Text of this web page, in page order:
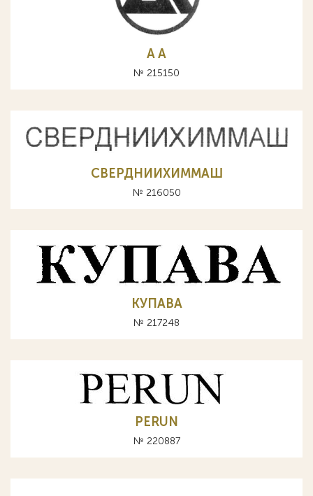
A А
№ 215150
СВЕРДНИИХИММАШ
№ 216050
КУПАВА
№ 217248
PERUN
№ 220887